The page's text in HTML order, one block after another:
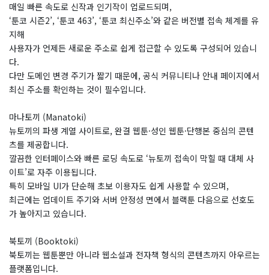
매일 빠른 속도로 신작과 인기작이 업로드되며,
‘툰코 시즌2’, ‘툰코 463’, ‘툰코 최신주소’와 같은 버전별 접속 체계를 유
지해
사용자가 언제든 새로운 주소로 쉽게 접근할 수 있도록 구성되어 있습니
다.
다만 도메인 변경 주기가 짧기 때문에, 공식 커뮤니티나 안내 페이지에서
최신 주소를 확인하는 것이 필수입니다.
마나토끼 (Manatoki)
뉴토끼의 파생 계열 사이트로, 완결 웹툰·성인 웹툰·단행본 중심의 콘텐
츠를 제공합니다.
깔끔한 인터페이스와 빠른 로딩 속도로 ‘뉴토끼 접속이 막힐 때 대체 사
이트’로 자주 이용됩니다.
특히 모바일 UI가 단순해 초보 이용자도 쉽게 사용할 수 있으며,
최근에는 업데이트 주기와 서버 안정성 면에서 블랙툰 다음으로 선호도
가 높아지고 있습니다.
북토끼 (Booktoki)
북토끼는 웹툰뿐만 아니라 웹소설과 전자책 형식의 콘텐츠까지 아우르는
플랫폼입니다.